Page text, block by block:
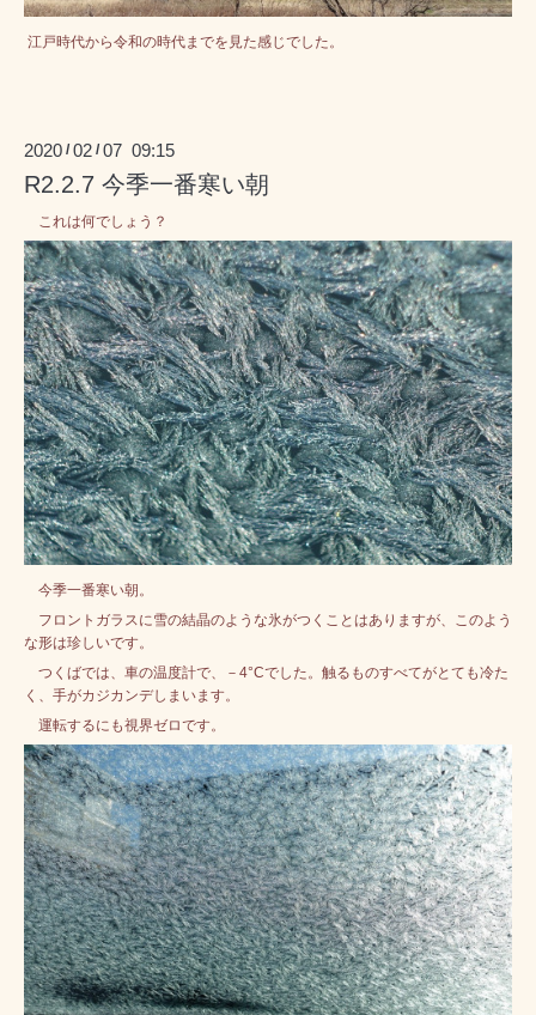
江戸時代から令和の時代までを見た感じでした。
2020 /02 /07 09:15
R2.2.7 今季一番寒い朝
これは何でしょう？
今季一番寒い朝。
フロントガラスに雪の結晶のような氷がつくことはありますが、このよう
な形は珍しいです。
つくばでは、車の温度計で、－4°Cでした。触るものすべてがとても冷た
く、手がカジカンデしまいます。
運転するにも視界ゼロです。